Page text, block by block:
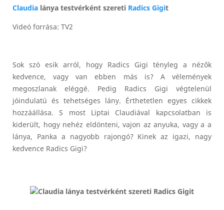
Claudia lánya testvérként szereti Radics Gigit
Videó forrása: TV2
Sok szó esik arról, hogy Radics Gigi tényleg a nézők
kedvence, vagy van ebben más is? A vélemények
megoszlanak eléggé. Pedig Radics Gigi végtelenül
jóindulatú és tehetséges lány. Érthetetlen egyes cikkek
hozzáállása. S most Liptai Claudiával kapcsolatban is
kiderült, hogy nehéz eldönteni, vajon az anyuka, vagy a a
lánya, Panka a nagyobb rajongó? Kinek az igazi, nagy
kedvence Radics Gigi?